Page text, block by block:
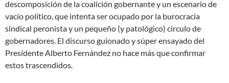
descomposición de la coalición gobernante y un escenario de
vacío político, que intenta ser ocupado por la burocracia
sindical peronista y un pequeño (y patológico) circulo de
gobernadores. El discurso guionado y súper ensayado del
Presidente Alberto Fernández no hace más que confirmar
estos trascendidos.